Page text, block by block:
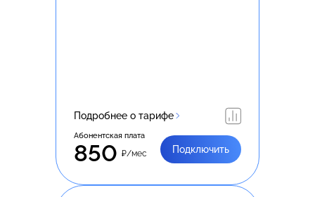
Подробнее о тарифе
Абонентская плата
850 ₽/мес Подключить